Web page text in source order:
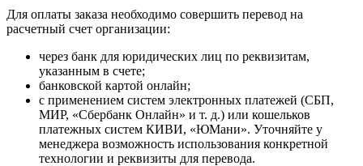
Для оплаты заказа необходимо совершить перевод на
расчетный счет организации:
через банк для юридических лиц по реквизитам,
указанным в счете;
банковской картой онлайн;
с применением систем электронных платежей (СБП,
МИР, «Сбербанк Онлайн» и т. д.) или кошельков
платежных систем КИВИ, «ЮМани». Уточняйте у
менеджера возможность использования конкретной
технологии и реквизиты для перевода.